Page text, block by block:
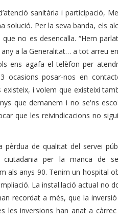
sanitària i participació,
solució. Per la seva banda, els
no es desencalla. “Hem
a la Generalitat… a tot arreu
ens agafa el telèfon per
ocasions posar-nos en
i volem que existeixi
que demanem i no se'ns
que les reivindicacions no
pèrdua de qualitat del servei
per la manca de
als anys 90. Tenim un hospital
La instal.lació actual no
recordat a més, que la
les inversions han anat a